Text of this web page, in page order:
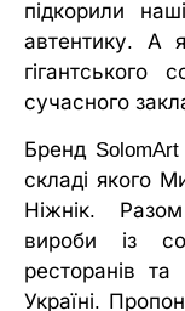
підкорили
автентику. А
гігантського
сучасного
Бренд
складі якого
Ніжнік.
вироби із
ресторанів та
Україні.